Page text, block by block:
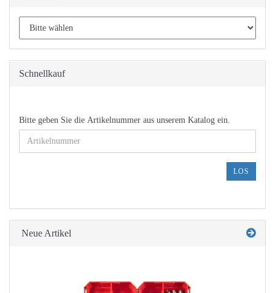
Schnellkauf
BITTE
GEBEN
SIE
EIN.
Bitte geben Sie die Artikelnummer aus unserem Katalog ein.
LOS
Neue Artikel